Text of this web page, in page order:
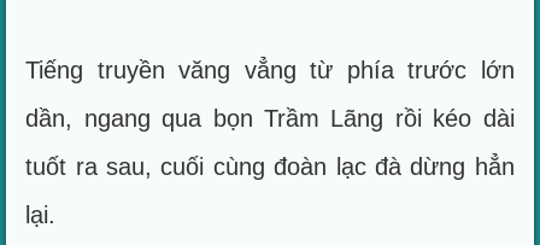
Tiếng truyền văng vẳng từ phía trước lớn
dần, ngang qua bọn Trầm Lãng rồi kéo dài
tuốt ra sau, cuối cùng đoàn lạc đà dừng hẳn
lại.